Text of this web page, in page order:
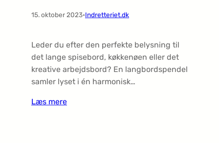
15. oktober 2023•Indretteriet.dk
Leder du efter den perfekte belysning til
det lange spisebord, køkkenøen eller det
kreative arbejdsbord? En langbordspendel
samler lyset i én harmonisk…
Læs mere